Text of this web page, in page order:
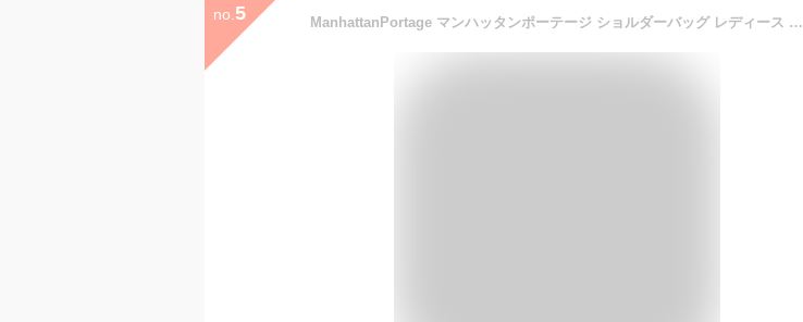
no. 5 ManhattanPortage マンハッタンポーテージ ショルダーバッグ レディース メンズ バッグ ショルダー 正規品 斜め掛け ミニショルダー ショルダーポーチ 男女兼用 丈夫 コンパクト おしゃれ ブラック Cobble Hill Bag (SM) コブル ヒル バッグ MP1433